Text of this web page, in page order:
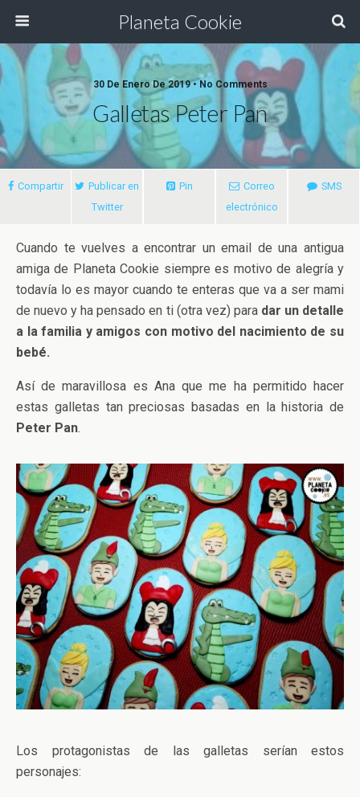
Planeta Cookie
30 De Enero De 2019 • No Comments
Galletas Peter Pan
Compartir
Publicar en
Twitter
Pin
Correo
electrónico
SMS
Cuando te vuelves a encontrar un email de una antigua
amiga de Planeta Cookie siempre es motivo de alegría y
todavía lo es mayor cuando te enteras que va a ser mami
de nuevo y ha pensado en ti (otra vez) para dar un detalle
a la familia y amigos con motivo del nacimiento de su
bebé.
Así de maravillosa es Ana que me ha permitido hacer
estas galletas tan preciosas basadas en la historia de
Peter Pan.
Los protagonistas de las galletas serían estos
personajes: